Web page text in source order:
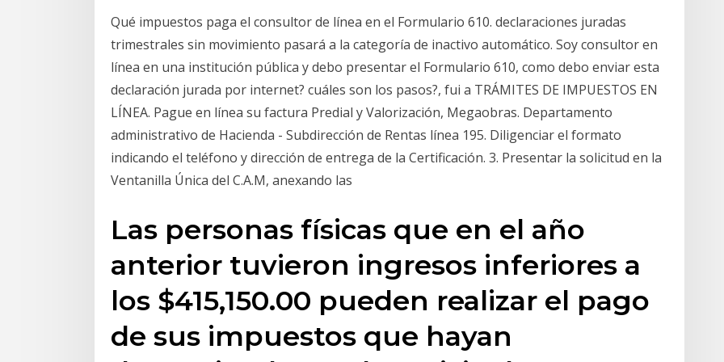
Qué impuestos paga el consultor de línea en el Formulario 610. declaraciones juradas
trimestrales sin movimiento pasará a la categoría de inactivo automático. Soy consultor en
línea en una institución pública y debo presentar el Formulario 610, como debo enviar esta
declaración jurada por internet? cuáles son los pasos?, fui a TRÁMITES DE IMPUESTOS EN
LÍNEA. Pague en línea su factura Predial y Valorización, Megaobras. Departamento
administrativo de Hacienda - Subdirección de Rentas línea 195. Diligenciar el formato
indicando el teléfono y dirección de entrega de la Certificación. 3. Presentar la solicitud en la
Ventanilla Única del C.A.M, anexando las
Las personas físicas que en el año
anterior tuvieron ingresos inferiores a
los $415,150.00 pueden realizar el pago
de sus impuestos que hayan